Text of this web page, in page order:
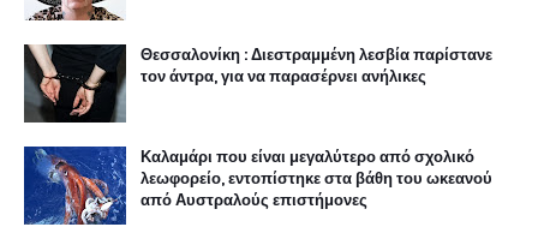
Θεσσαλονίκη : Διεστραμμένη λεσβία παρίστανε
τον άντρα, για να παρασέρνει ανήλικες
Καλαμάρι που είναι μεγαλύτερο από σχολικό
λεωφορείο, εντοπίστηκε στα βάθη του ωκεανού
από Αυστραλούς επιστήμονες